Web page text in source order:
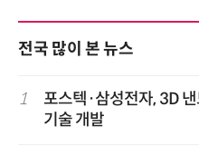
전국 많이 본 뉴스
1
포스텍·삼성전자, 3D
기술 개발